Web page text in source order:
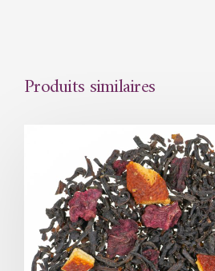
Produits similaires